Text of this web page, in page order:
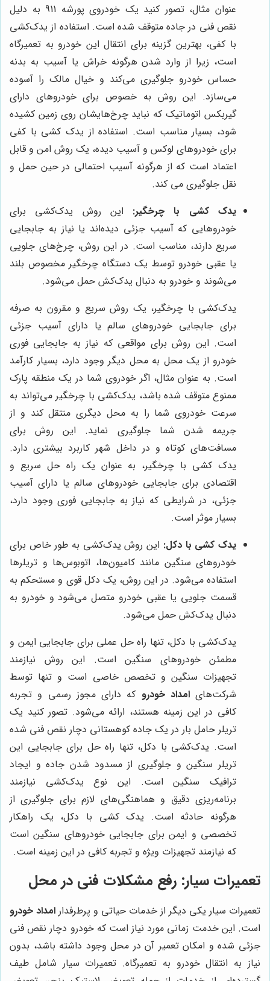
عنوان مثال، تصور کنید یک خودروی پورشه 911 به دلیل
نقص فنی در جاده متوقف شده است. استفاده از یدک‌کشی
با کفی، بهترین گزینه برای انتقال این خودرو به تعمیرگاه
است، زیرا از وارد شدن هرگونه خراش یا آسیب به بدنه
حساس خودرو جلوگیری می‌کند و خیال مالک را آسوده
می‌سازد. این روش به خصوص برای خودروهای دارای
گیربکس اتوماتیک که نباید چرخ‌هایشان روی زمین کشیده
شود، بسیار مناسب است. استفاده از یدک کشی با کفی
برای خودروهای لوکس و آسیب دیده، یک روش امن و قابل
اعتماد است که از هرگونه آسیب احتمالی در حین حمل و
نقل جلوگیری می کند.
یدک کشی با چرخگیر: این روش یدک‌کشی برای
خودروهایی که آسیب جزئی دیده‌اند یا نیاز به جابجایی
سریع دارند، مناسب است. در این روش، چرخ‌های جلویی
یا عقبی خودرو توسط یک دستگاه چرخگیر مخصوص بلند
می‌شوند و خودرو به دنبال یدک‌کش حمل می‌شود.
یدک‌کشی با چرخگیر، یک روش سریع و مقرون به صرفه
برای جابجایی خودروهای سالم یا دارای آسیب جزئی
است. این روش برای مواقعی که نیاز به جابجایی فوری
خودرو از یک محل به محل دیگر وجود دارد، بسیار کارآمد
است. به عنوان مثال، اگر خودروی شما در یک منطقه پارک
ممنوع متوقف شده باشد، یدک‌کشی با چرخگیر می‌تواند به
سرعت خودروی شما را به محل دیگری منتقل کند و از
جریمه شدن شما جلوگیری نماید. این روش برای
مسافت‌های کوتاه و در داخل شهر کاربرد بیشتری دارد.
یدک کشی با چرخگیر، به عنوان یک راه حل سریع و
اقتصادی برای جابجایی خودروهای سالم یا دارای آسیب
جزئی، در شرایطی که نیاز به جابجایی فوری وجود دارد،
بسیار موثر است.
یدک کشی با دکل: این روش یدک‌کشی به طور خاص برای
خودروهای سنگین مانند کامیون‌ها، اتوبوس‌ها و تریلرها
استفاده می‌شود. در این روش، یک دکل قوی و مستحکم به
قسمت جلویی یا عقبی خودرو متصل می‌شود و خودرو به
دنبال یدک‌کش حمل می‌شود.
یدک‌کشی با دکل، تنها راه حل عملی برای جابجایی ایمن و
مطمئن خودروهای سنگین است. این روش نیازمند
تجهیزات سنگین و تخصص خاصی است و تنها توسط
شرکت‌هایامداد خودرو که دارای مجوز رسمی و تجربه
کافی در این زمینه هستند، ارائه می‌شود. تصور کنید یک
تریلر حامل بار در یک جاده کوهستانی دچار نقص فنی شده
است. یدک‌کشی با دکل، تنها راه حل برای جابجایی این
تریلر سنگین و جلوگیری از مسدود شدن جاده و ایجاد
ترافیک سنگین است. این نوع یدک‌کشی نیازمند
برنامه‌ریزی دقیق و هماهنگی‌های لازم برای جلوگیری از
هرگونه حادثه است. یدک کشی با دکل، یک راهکار
تخصصی و ایمن برای جابجایی خودروهای سنگین است
که نیازمند تجهیزات ویژه و تجربه کافی در این زمینه است.
تعمیرات سیار: رفع مشکلات فنی در محل
تعمیرات سیار یکی دیگر از خدمات حیاتی و پرطرفدار امداد خودرو
است. این خدمت زمانی مورد نیاز است که خودرو دچار نقص فنی
جزئی شده و امکان تعمیر آن در محل وجود داشته باشد، بدون
نیاز به انتقال خودرو به تعمیرگاه. تعمیرات سیار شامل طیف